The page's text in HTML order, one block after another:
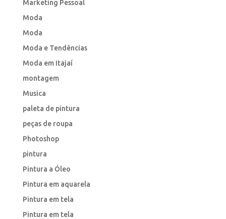
Marketing Pessoal
Moda
Moda
Moda e Tendências
Moda em Itajaí
montagem
Musica
paleta de pintura
peças de roupa
Photoshop
pintura
Pintura a Óleo
Pintura em aquarela
Pintura em tela
Pintura em tela